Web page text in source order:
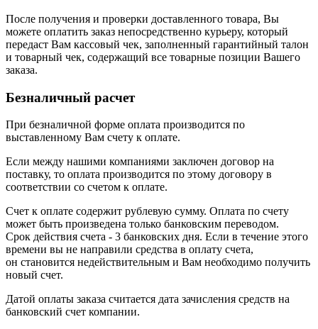
После получения и проверки доставленного товара, Вы
можете оплатить заказ непосредственно курьеру, который
передаст Вам кассовый чек, заполненный гарантийный талон
и товарный чек, содержащий все товарные позиции Вашего
заказа.
Безналичный расчет
При безналичной форме оплата производится по
выставленному Вам счету к оплате.
Если между нашими компаниями заключен договор на
поставку, то оплата производится по этому договору в
соответствии со счетом к оплате.
Счет к оплате содержит рублевую сумму. Оплата по счету
может быть произведена только банковским переводом.
Срок действия счета - 3 банковских дня. Если в течение этого
времени вы не направили средства в оплату счета,
он становится недействительным и Вам необходимо получить
новый счет.
Датой оплаты заказа считается дата зачисления средств на
банковский счет компании.